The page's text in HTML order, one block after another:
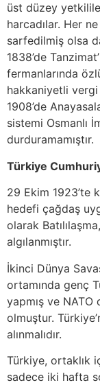
üst düzey
harcadılar. Her
sarfedilmiş olsa
1838’de
fermanlarında
hakkaniyetli
1908’de
sistemi Osmanlı
durduramamıştır.
Türkiye
29 Ekim 1923’te
hedefi çağdaş
olarak
algılanmıştır.
İkinci Dünya
ortamında genç
yapmış ve NATO
olmuştur.
alınmalıdır.
Türkiye, ortaklık
sadece iki hafta